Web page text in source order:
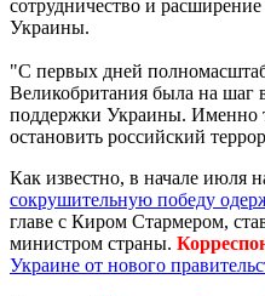
сотрудничество и
Украины.
"С первых дней
Великобритания была на шаг
поддержки Украины. Именно
остановить российский
Как известно, в начале июля
сокрушительную победу
главе с Киром Стармером,
министром страны.
Украине от нового